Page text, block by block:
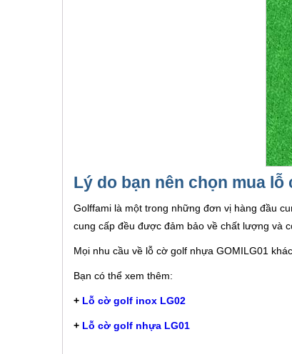
Lý do bạn nên chọn mua
Golffami là một trong những đơn vị hàng đầu
cung cấp đều được đảm bảo về chất lượng và
Mọi nhu cầu về lỗ cờ golf nhựa GOMILG01
Bạn có thể xem thêm:
+ Lỗ cờ golf inox LG02
+ Lỗ cờ golf nhựa LG01